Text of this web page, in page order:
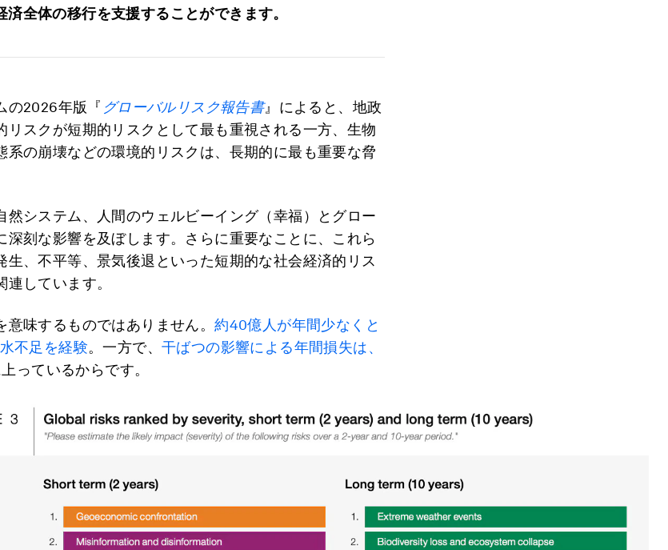
済全体の移行を支援することができます。
の2026年版『 グローバルリスク報告書』によると、地政
リスクが短期的リスクとして最も重視される一方、生物
系の崩壊などの環境的リスクは、長期的に最も重要な脅
然システム、人間のウェルビーイング（幸福）とグロー
深刻な影響を及ぼします。さらに重要なことに、これら
生、不平等、景気後退といった短期的な社会経済的リス
しています。
意味するものではありません。約40億人が年間少なくと
不足を経験。一方で、 干ばつの影響による年間損失は、
っているからです。